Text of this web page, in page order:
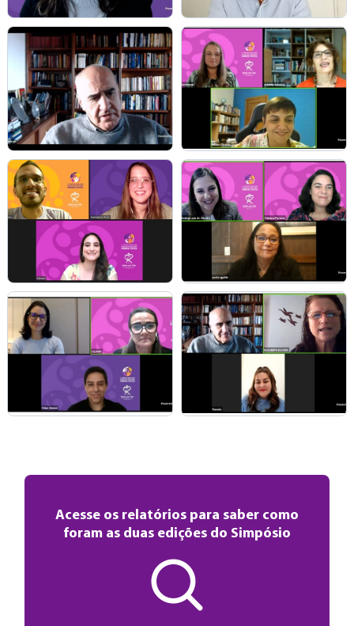
Acesse os relatórios para saber como
foram as duas edições do Simpósio